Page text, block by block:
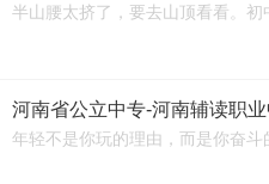
半山腰太挤了，要去山顶看看。
河南省公立中专-河南辅读职
年轻不是你玩的理由，而是你奋